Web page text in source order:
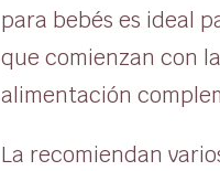
para bebés es ideal
que comienzan con la
alimentación
La recomiendan